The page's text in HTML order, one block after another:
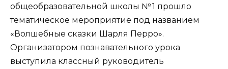
общеобразовательной школы № 1 прошло
тематическое мероприятие под названием
«Волшебные сказки Шарля Перро».
Организатором познавательного урока
выступила классный руководитель